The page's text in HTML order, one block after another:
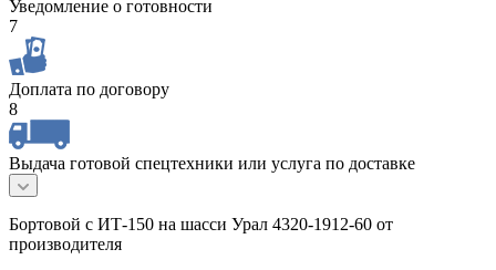
Уведомление о готовности
7
Доплата по договору
8
Выдача готовой спецтехники или услуга по доставке
Бортовой с ИТ-150 на шасси Урал 4320-1912-60 от
производителя